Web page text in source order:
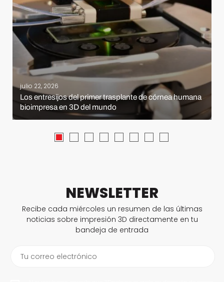
julio 22, 2026
Los entresijos del primer trasplante de córnea humana
bioimpresa en 3D del mundo
NEWSLETTER
Recibe cada miércoles un resumen de las últimas
noticias sobre impresión 3D directamente en tu
bandeja de entrada
Tu correo electrónico